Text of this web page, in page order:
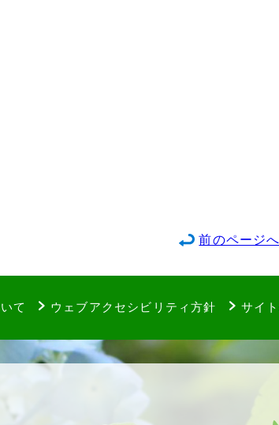
前のページ
て ウェブアクセシビリティ方針 サイ